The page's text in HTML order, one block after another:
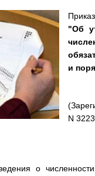
"Об
и
N
о численности